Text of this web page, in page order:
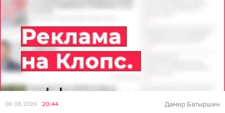
06.08.2026 20:44 Дамир Батыршин